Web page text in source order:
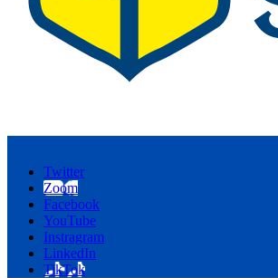
Twitter
Zoom
Facebook
YouTube
Instragram
LinkedIn
TikTok